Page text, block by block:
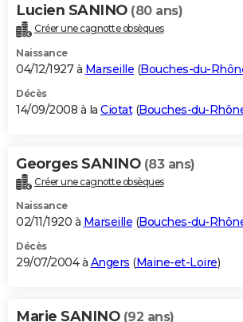
Lucien SANINO (80 ans)
Créer une cagnotte obsèques
Naissance
04/12/1927 à Marseille (Bouches-du-
Décès
14/09/2008 à la Ciotat(Bouches-du-
Georges SANINO (83 ans)
Créer une cagnotte obsèques
Naissance
02/11/1920 à Marseille (Bouches-du-
Décès
29/07/2004 à Angers (Maine-et-Loire)
Marie SANINO (92 ans)